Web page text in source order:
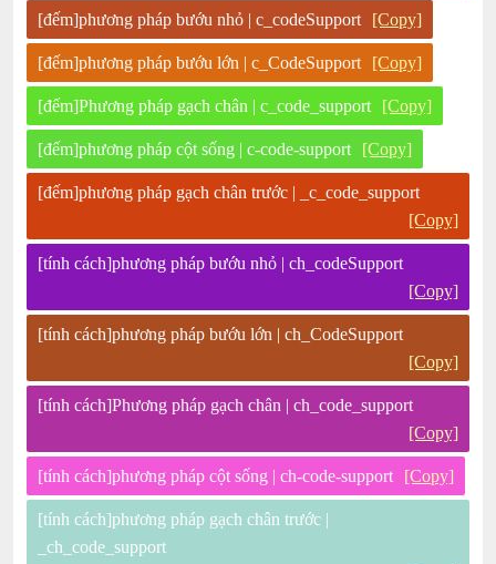
[đếm]phương pháp bướu nhỏ | c_codeSupport [Copy]
[đếm]phương pháp bướu lớn | c_CodeSupport [Copy]
[đếm]Phương pháp gạch chân | c_code_support [Copy]
[đếm]phương pháp cột sống | c-code-support [Copy]
[đếm]phương pháp gạch chân trước | _c_code_support
[Copy]
[tính cách]phương pháp bướu nhỏ | ch_codeSupport
[Copy]
[tính cách]phương pháp bướu lớn | ch_CodeSupport
[Copy]
[tính cách]Phương pháp gạch chân | ch_code_support
[Copy]
[tính cách]phương pháp cột sống | ch-code-support [Copy]
[tính cách]phương pháp gạch chân trước |
_ch_code_support